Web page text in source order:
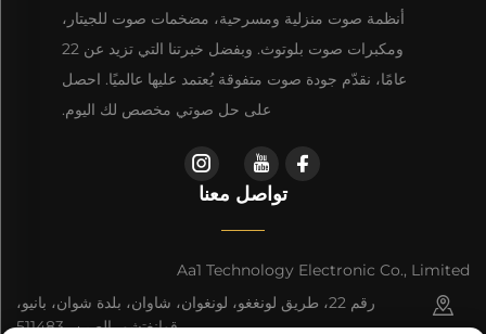
أنظمة صوت منزلية ومسرحية، مضخمات صوت للجيتار،
ومكبرات صوت بلوتوث. وبفضل خبرتنا التي تزيد عن 22
عامًا، نقدّم جودة صوت متفوقة يُعتمد عليها عالميًا. احصل
على حل صوتي مخصص لك اليوم.
تواصل معنا
Aa1 Technology Electronic Co., Limited
رقم 22، طريق لونغغو، لونغوان، شاوان، بلدة شوان، بانيو،
قوانغتشو، الصين، 511483